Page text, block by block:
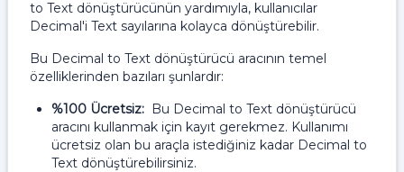
to Text dönüştürücünün yardımıyla, kullanıcılar
Decimal'i Text sayılarına kolayca dönüştürebilir.
Bu Decimal to Text dönüştürücü aracının temel
özelliklerinden bazıları şunlardır:
%100 Ücretsiz: Bu Decimal to Text dönüştürücü
aracını kullanmak için kayıt gerekmez. Kullanımı
ücretsiz olan bu araçla istediğiniz kadar Decimal to
Text dönüştürebilirsiniz.